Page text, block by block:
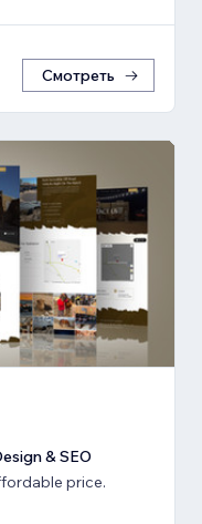
Смотреть
& SEO
price.